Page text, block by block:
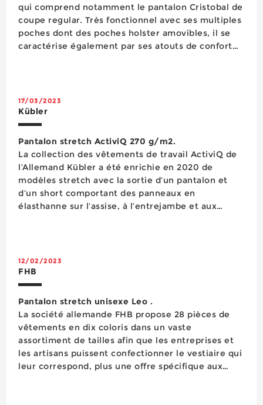
qui comprend notamment le pantalon Cristobal de
coupe regular. Très fonctionnel avec ses multiples
poches dont des poches holster amovibles, il se
caractérise également par ses atouts de confort
17/03/2023
Kübler
Pantalon stretch ActiviQ 270 g/m2.
La collection des vêtements de travail ActiviQ de
l’Allemand Kübler a été enrichie en 2020 de
modèles stretch avec la sortie d’un pantalon et
d’un short comportant des panneaux en
élasthanne sur l’assise, à l’entrejambe et aux
12/02/2023
FHB
Pantalon stretch unisexe Leo .
La société allemande FHB propose 28 pièces de
vêtements en dix coloris dans un vaste
assortiment de tailles afin que les entreprises et
les artisans puissent confectionner le vestiaire qui
leur correspond, plus une offre spécifique aux